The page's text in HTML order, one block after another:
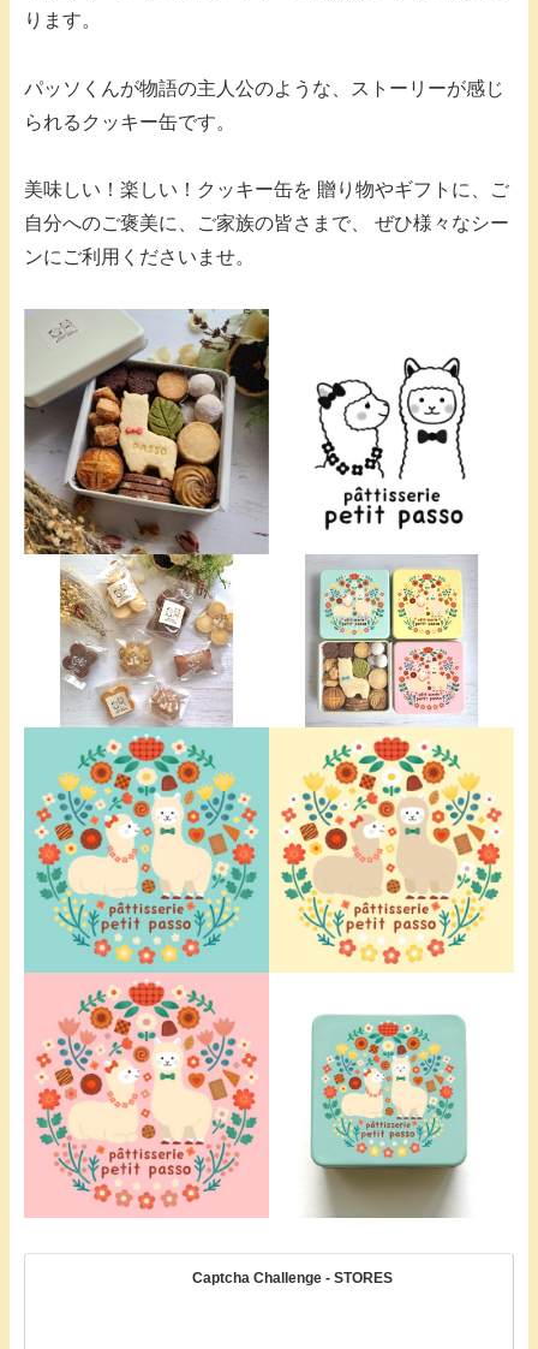
ります。
パッソくんが物語の主人公のような、ストーリーが感じ
られるクッキー缶です。
美味しい！楽しい！クッキー缶を 贈り物やギフトに、ご
自分へのご褒美に、ご家族の皆さまで、 ぜひ様々なシー
ンにご利用くださいませ。
Captcha Challenge - STORES